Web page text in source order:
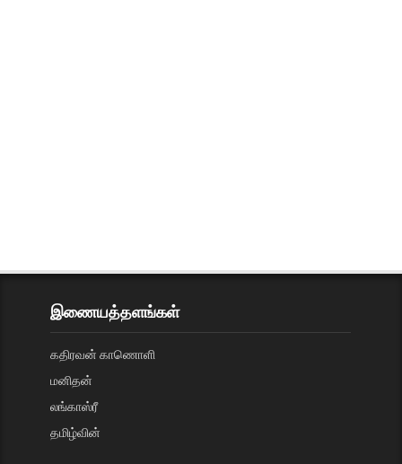
இணையத்தளங்கள்
கதிரவன் காணொளி
மனிதன்
லங்காஸ்ரீ
தமிழ்வின்